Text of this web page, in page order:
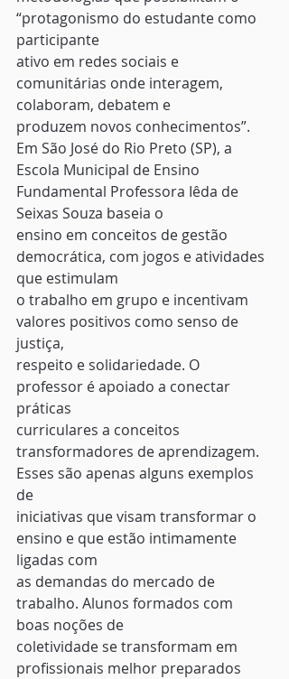
“protagonismo do estudante como
participante
ativo em redes sociais e
comunitárias onde interagem,
colaboram, debatem e
produzem novos conhecimentos”.
Em São José do Rio Preto (SP), a
Escola Municipal de Ensino
Fundamental Professora Iêda de
Seixas Souza baseia o
ensino em conceitos de gestão
democrática, com jogos e atividades
que estimulam
o trabalho em grupo e incentivam
valores positivos como senso de
justiça,
respeito e solidariedade. O
professor é apoiado a conectar
práticas
curriculares a conceitos
transformadores de aprendizagem.
Esses são apenas alguns exemplos
de
iniciativas que visam transformar o
ensino e que estão intimamente
ligadas com
as demandas do mercado de
trabalho. Alunos formados com
boas noções de
coletividade se transformam em
profissionais melhor preparados